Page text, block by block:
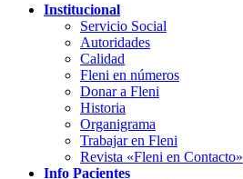
Institucional
Servicio Social
Autoridades
Calidad
Fleni en números
Donar a Fleni
Historia
Organigrama
Trabajar en Fleni
Revista «Fleni en Contacto»
Info Pacientes